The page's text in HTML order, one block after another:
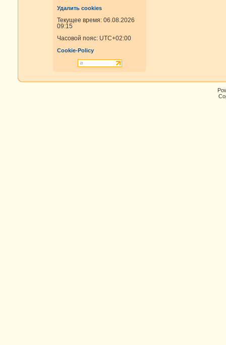
Удалить cookies
Текущее время: 06.08.2026
09:15
Часовой пояс: UTC+02:00
Cookie-Policy